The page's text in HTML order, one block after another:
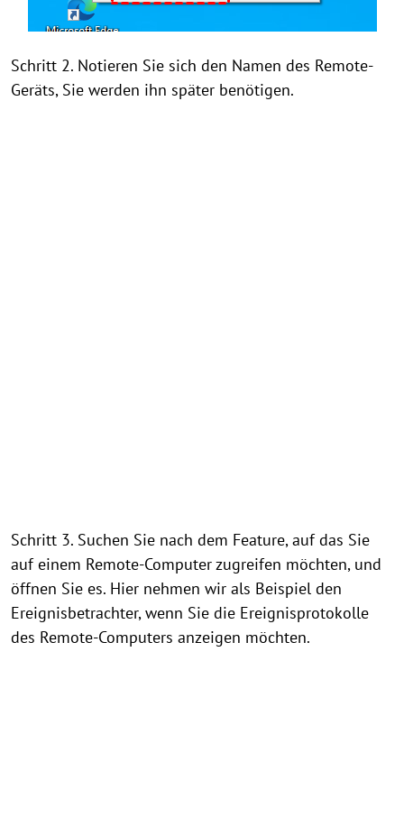
Schritt 2. Notieren Sie sich den Namen des Remote-
Geräts, Sie werden ihn später benötigen.
Schritt 3. Suchen Sie nach dem Feature, auf das Sie
auf einem Remote-Computer zugreifen möchten, und
öffnen Sie es. Hier nehmen wir als Beispiel den
Ereignisbetrachter, wenn Sie die Ereignisprotokolle
des Remote-Computers anzeigen möchten.